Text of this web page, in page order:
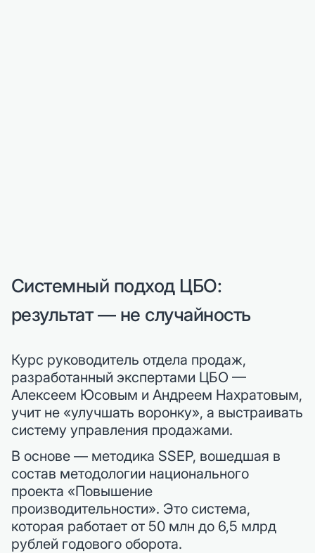
Системный подход ЦБО:
результат — не случайность
Курс руководитель отдела продаж,
разработанный экспертами ЦБО —
Алексеем Юсовым и Андреем Нахратовым,
учит не «улучшать воронку», а выстраивать
систему управления продажами.
В основе — методика SSEP, вошедшая в
состав методологии национального
проекта «Повышение
производительности». Это система,
которая работает от 50 млн до 6,5 млрд
рублей годового оборота.